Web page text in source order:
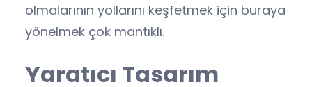
olmalarının yollarını keşfetmek için buraya
yönelmek çok mantıklı.
Yaratıcı Tasarım